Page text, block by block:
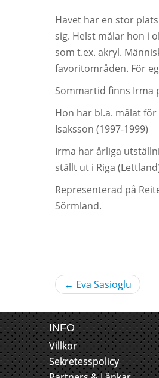
Havet har en stor
sig. Helst målar hon i
som t.ex. akryl.
favoritområden. För
Sommartid finns Irma
Hon har bl.a. målat
Isaksson (1997-1999)
Irma har årliga
ställt ut i Riga
Representerad på
Sörmland.
← Eva Sasioglu
INFO
Villkor
Sekretesspolicy